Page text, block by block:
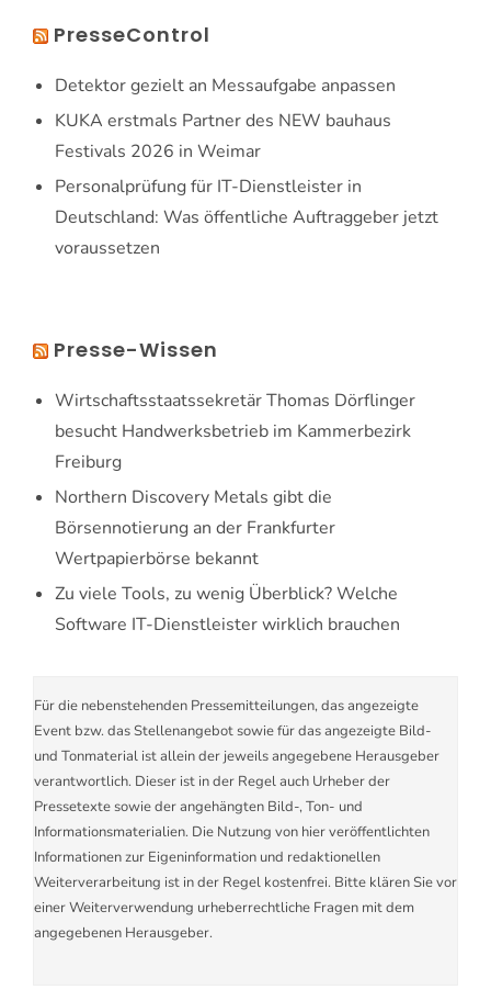
PresseControl
Detektor gezielt an Messaufgabe anpassen
KUKA erstmals Partner des NEW bauhaus
Festivals 2026 in Weimar
Personalprüfung für IT-Dienstleister in
Deutschland: Was öffentliche Auftraggeber jetzt
voraussetzen
Presse-Wissen
Wirtschaftsstaatssekretär Thomas Dörflinger
besucht Handwerksbetrieb im Kammerbezirk
Freiburg
Northern Discovery Metals gibt die
Börsennotierung an der Frankfurter
Wertpapierbörse bekannt
Zu viele Tools, zu wenig Überblick? Welche
Software IT-Dienstleister wirklich brauchen
Für die nebenstehenden Pressemitteilungen, das angezeigte
Event bzw. das Stellenangebot sowie für das angezeigte Bild-
und Tonmaterial ist allein der jeweils angegebene Herausgeber
verantwortlich. Dieser ist in der Regel auch Urheber der
Pressetexte sowie der angehängten Bild-, Ton- und
Informationsmaterialien. Die Nutzung von hier veröffentlichten
Informationen zur Eigeninformation und redaktionellen
Weiterverarbeitung ist in der Regel kostenfrei. Bitte klären Sie vor
einer Weiterverwendung urheberrechtliche Fragen mit dem
angegebenen Herausgeber.